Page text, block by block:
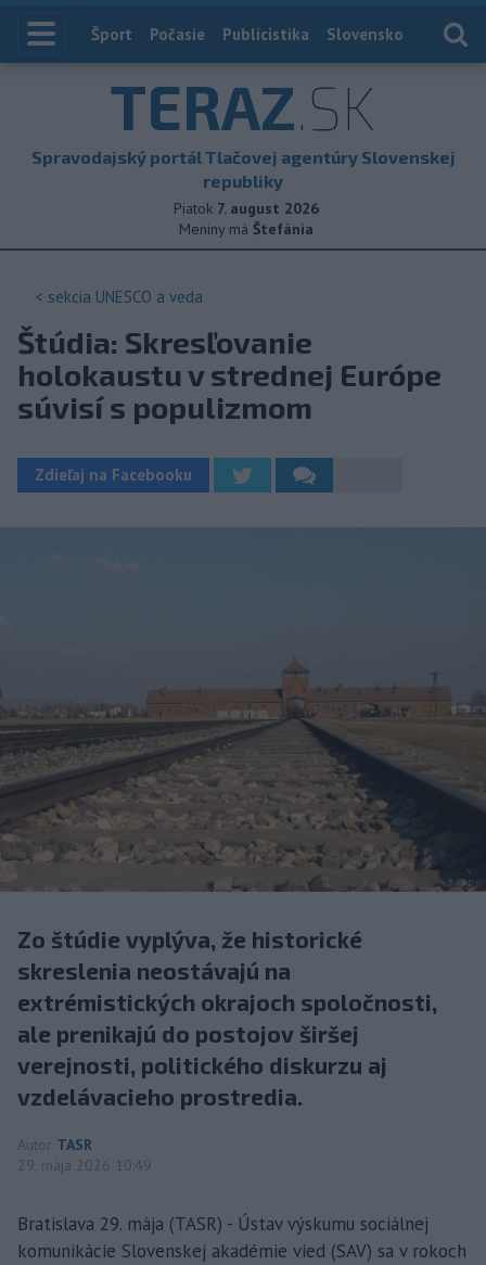
Index
Šport Počasie Publicistika Slovensko
TERAZ.SK
Spravodajský portál Tlačovej agentúry Slovenskej
republiky
Piatok 7. august 2026
Meniny má Štefánia
< sekcia UNESCO a veda
Štúdia: Skresľovanie
holokaustu v strednej Európe
súvisí s populizmom
Zdieľaj na Facebooku
Zo štúdie vyplýva, že historické
skreslenia neostávajú na
extrémistických okrajoch spoločnosti,
ale prenikajú do postojov širšej
verejnosti, politického diskurzu aj
vzdelávacieho prostredia.
Autor TASR
29. mája 2026 10:49
Bratislava 29. mája (TASR) - Ústav výskumu sociálnej
komunikácie Slovenskej akadémie vied (SAV) sa v rokoch